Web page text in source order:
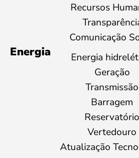
Recursos
Comunicação
Energia
Energia
Geração
Transmissão
Barragem
Reservatório
Vertedouro
Atualização